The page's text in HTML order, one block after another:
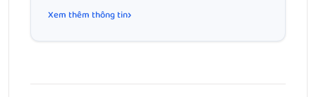
Xem thêm thông tin